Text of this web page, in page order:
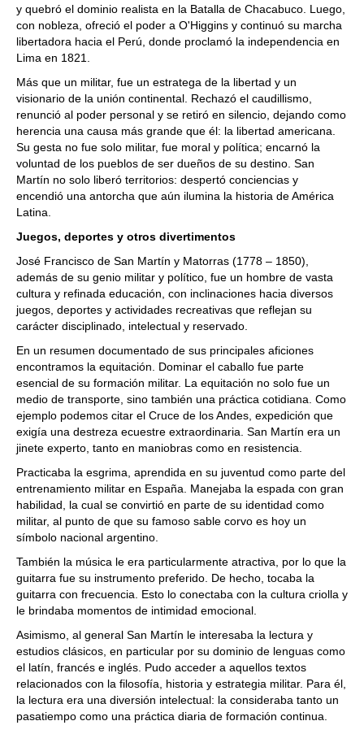
y quebró el dominio realista en la Batalla de Chacabuco. Luego,
con nobleza, ofreció el poder a O'Higgins y continuó su marcha
libertadora hacia el Perú, donde proclamó la independencia en
Lima en 1821.
Más que un militar, fue un estratega de la libertad y un
visionario de la unión continental. Rechazó el caudillismo,
renunció al poder personal y se retiró en silencio, dejando como
herencia una causa más grande que él: la libertad americana.
Su gesta no fue solo militar, fue moral y política; encarnó la
voluntad de los pueblos de ser dueños de su destino. San
Martín no solo liberó territorios: despertó conciencias y
encendió una antorcha que aún ilumina la historia de América
Latina.
Juegos, deportes y otros divertimentos
José Francisco de San Martín y Matorras (1778 – 1850),
además de su genio militar y político, fue un hombre de vasta
cultura y refinada educación, con inclinaciones hacia diversos
juegos, deportes y actividades recreativas que reflejan su
carácter disciplinado, intelectual y reservado.
En un resumen documentado de sus principales aficiones
encontramos la equitación. Dominar el caballo fue parte
esencial de su formación militar. La equitación no solo fue un
medio de transporte, sino también una práctica cotidiana. Como
ejemplo podemos citar el Cruce de los Andes, expedición que
exigía una destreza ecuestre extraordinaria. San Martín era un
jinete experto, tanto en maniobras como en resistencia.
Practicaba la esgrima, aprendida en su juventud como parte del
entrenamiento militar en España. Manejaba la espada con gran
habilidad, la cual se convirtió en parte de su identidad como
militar, al punto de que su famoso sable corvo es hoy un
símbolo nacional argentino.
También la música le era particularmente atractiva, por lo que la
guitarra fue su instrumento preferido. De hecho, tocaba la
guitarra con frecuencia. Esto lo conectaba con la cultura criolla y
le brindaba momentos de intimidad emocional.
Asimismo, al general San Martín le interesaba la lectura y
estudios clásicos, en particular por su dominio de lenguas como
el latín, francés e inglés. Pudo acceder a aquellos textos
relacionados con la filosofía, historia y estrategia militar. Para él,
la lectura era una diversión intelectual: la consideraba tanto un
pasatiempo como una práctica diaria de formación continua.